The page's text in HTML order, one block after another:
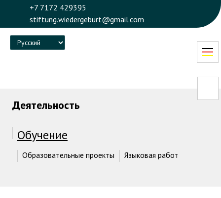
+7 7172 429395
stiftung.wiedergeburt@gmail.com
Language
Деятельность
Обучение
Образовательные проекты Языковая работа